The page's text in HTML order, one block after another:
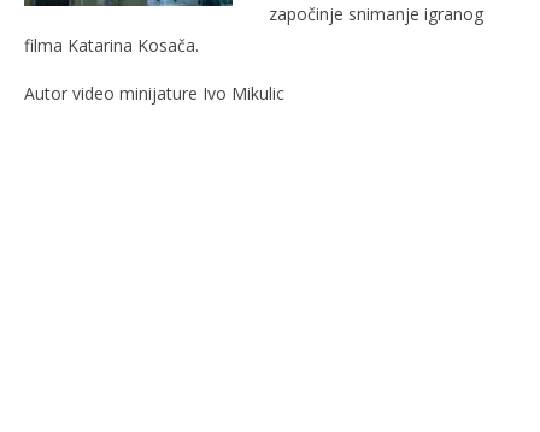
započinje snimanje igranog
filma Katarina Kosača.
Autor video minijature Ivo Mikulic